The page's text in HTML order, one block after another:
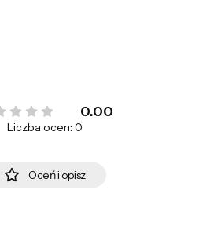
0.00
Liczba ocen: 0
Oceń i opisz